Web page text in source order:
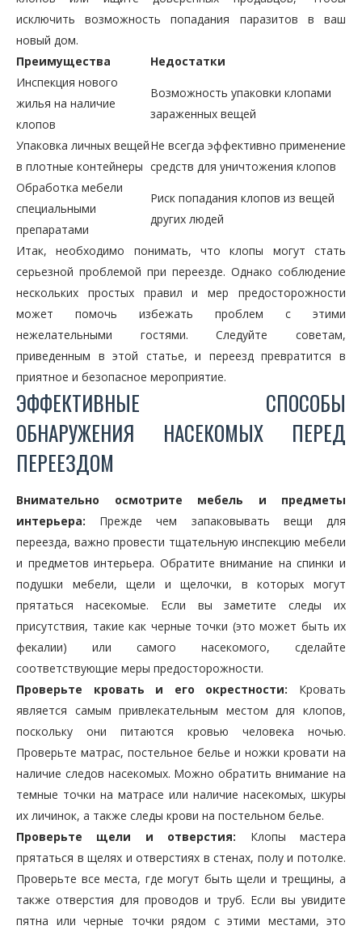
исключить возможность попадания паразитов в ваш
новый дом.
Преимущества
Недостатки
Инспекция нового
жилья на наличие
клопов
Возможность упаковки клопами
зараженных вещей
Упаковка личных вещей
в плотные контейнеры
Не всегда эффективно применение
средств для уничтожения клопов
Обработка мебели
специальными
препаратами
Риск попадания клопов из вещей
других людей
Итак, необходимо понимать, что клопы могут стать
серьезной проблемой при переезде. Однако соблюдение
нескольких простых правил и мер предосторожности
может помочь избежать проблем с этими
нежелательными гостями. Следуйте советам,
приведенным в этой статье, и переезд превратится в
приятное и безопасное мероприятие.
ЭФФЕКТИВНЫЕ СПОСОБЫ
ОБНАРУЖЕНИЯ НАСЕКОМЫХ ПЕРЕД
ПЕРЕЕЗДОМ
Внимательно осмотрите мебель и предметы
интерьера: Прежде чем запаковывать вещи для
переезда, важно провести тщательную инспекцию мебели
и предметов интерьера. Обратите внимание на спинки и
подушки мебели, щели и щелочки, в которых могут
прятаться насекомые. Если вы заметите следы их
присутствия, такие как черные точки (это может быть их
фекалии) или самого насекомого, сделайте
соответствующие меры предосторожности.
Проверьте кровать и его окрестности: Кровать
является самым привлекательным местом для клопов,
поскольку они питаются кровью человека ночью.
Проверьте матрас, постельное белье и ножки кровати на
наличие следов насекомых. Можно обратить внимание на
темные точки на матрасе или наличие насекомых, шкуры
их личинок, а также следы крови на постельном белье.
Проверьте щели и отверстия: Клопы мастера
прятаться в щелях и отверстиях в стенах, полу и потолке.
Проверьте все места, где могут быть щели и трещины, а
также отверстия для проводов и труб. Если вы увидите
пятна или черные точки рядом с этими местами, это